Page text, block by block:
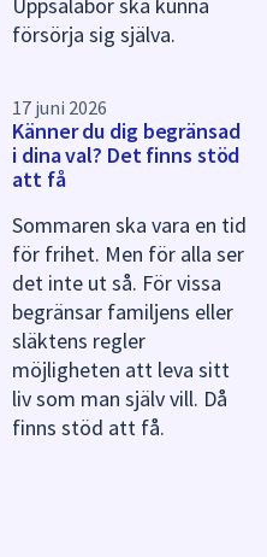
Uppsalabor ska kunna
försörja sig själva.
17 juni 2026
Känner du dig begränsad
i dina val? Det finns stöd
att få
Sommaren ska vara en tid
för frihet. Men för alla ser
det inte ut så. För vissa
begränsar familjens eller
släktens regler
möjligheten att leva sitt
liv som man själv vill. Då
finns stöd att få.